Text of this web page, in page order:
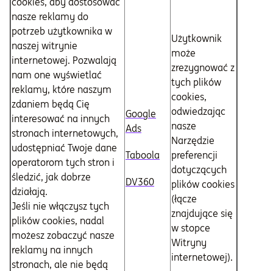
nasze reklamy do
potrzeb użytkownika w
naszej witrynie
internetowej. Pozwalają
nam one wyświetlać
reklamy, które naszym
zdaniem będą Cię
interesować na innych
stronach internetowych,
udostępniać Twoje dane
operatorom tych stron i
śledzić, jak dobrze
działają.
Jeśli nie włączysz tych
plików cookies, nadal
możesz zobaczyć nasze
reklamy na innych
stronach, ale nie będą
Google
Ads
Taboola
DV360
Użytkownik
może
zrezygnować z
tych plików
cookies,
odwiedzając
nasze
Narzędzie
preferencji
dotyczących
plików cookies
(łącze
znajdujące się
w stopce
Witryny
internetowej).